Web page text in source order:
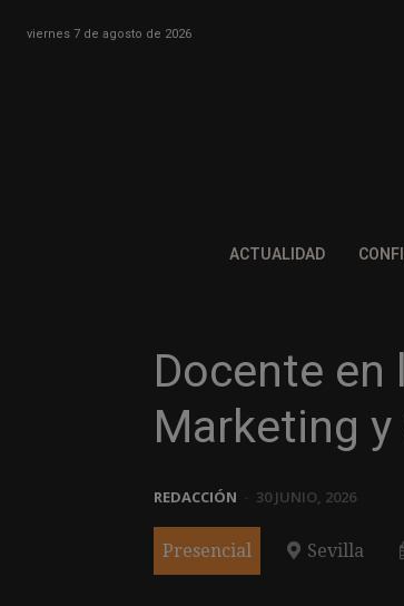
viernes 7 de agosto de 2026
ACTUALIDAD
Docente en
Marketing
REDACCIÓN 30 JUNIO, 2026
Presencial Sevilla